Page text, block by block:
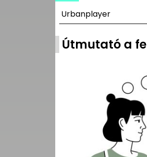
Urbanplayer
Útmutató a